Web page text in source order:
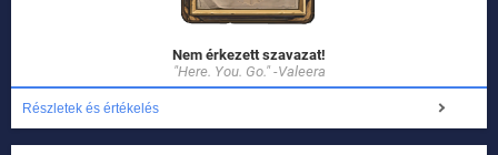
Nem érkezett szavazat!
"Here. You. Go." -Valeera
Részletek és értékelés